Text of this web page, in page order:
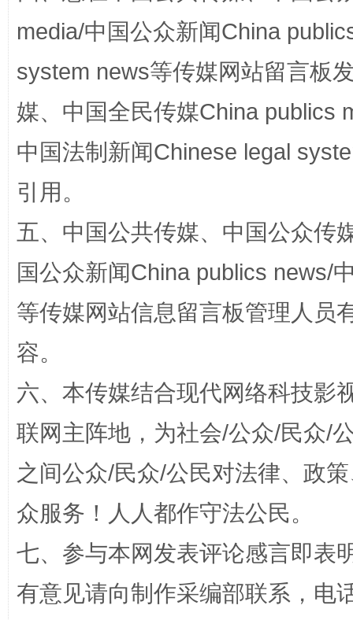
在谋一域中谋全局
习近平的博鳌关键词
魏明亮
media/中国公众新闻China
system news等传媒网站留言板
媒、中国全民传媒China publics
中国法制新闻Chinese legal
引用。
五、中国公共传媒、中国公众传
国公众新闻China publics news/
等传媒网站信息留言板管理人员
容。
六、本传媒结合现代网络科技影
联网主阵地，为社会/公众/民众/
之间公众/民众/公民对法律、政
众服务！人人都作守法公民。
七、参与本网发表评论感言即表
有意见请向制作采编部联系，电